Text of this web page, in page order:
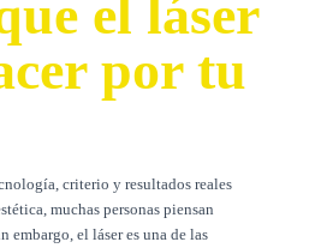
el láser
por tu
criterio y resultados reales
muchas personas piensan
el láser es una de las